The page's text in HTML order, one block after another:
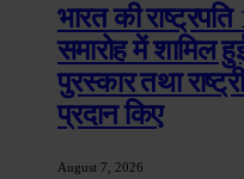
भारत की
समारोह में शामिल
पुरस्कार तथा
प्रदान किए
August 7, 2026